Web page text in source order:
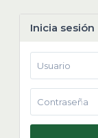
Inicia sesión